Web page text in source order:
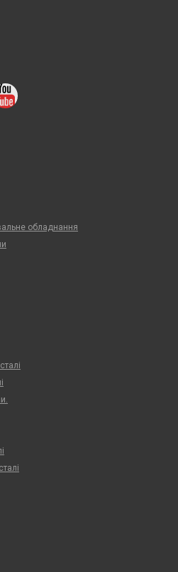
обладнання